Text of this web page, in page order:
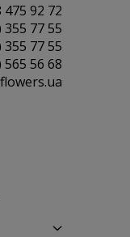
475 92 72
355 77 55
355 77 55
565 56 68